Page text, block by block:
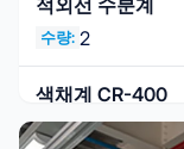
수량: 2
색채계 CR-400
수량: 1